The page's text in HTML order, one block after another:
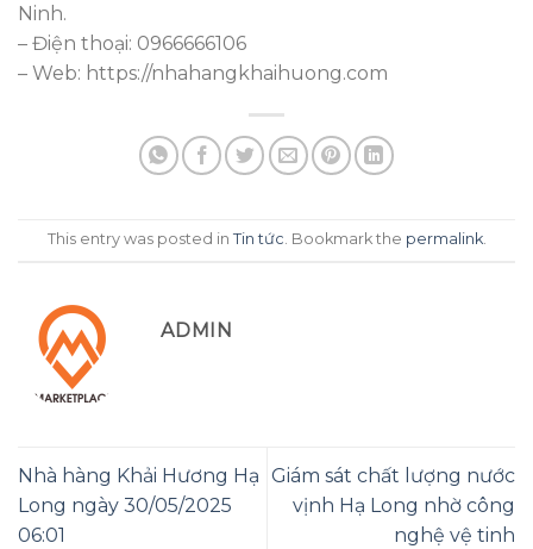
Ninh.
– Điện thoại: 0966666106
– Web: https://nhahangkhaihuong.com
This entry was posted in Tin tức. Bookmark the permalink.
ADMIN
Nhà hàng Khải Hương Hạ
Long ngày 30/05/2025
06:01
Giám sát chất lượng nước
vịnh Hạ Long nhờ công
nghệ vệ tinh